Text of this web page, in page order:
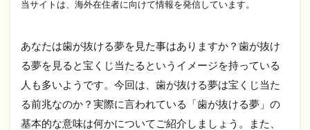
当サイトは、海外在住者に向けて情報を発信しています。
あなたは歯が抜ける夢を見た事はありますか？歯が抜け
る夢を見ると宝くじ当たるというイメージを持っている
人も多いようです。今回は、歯が抜ける夢は宝くじ当た
る前兆なのか？実際に言われている「歯が抜ける夢」の
基本的な意味は何かについてご紹介しましょう。また、